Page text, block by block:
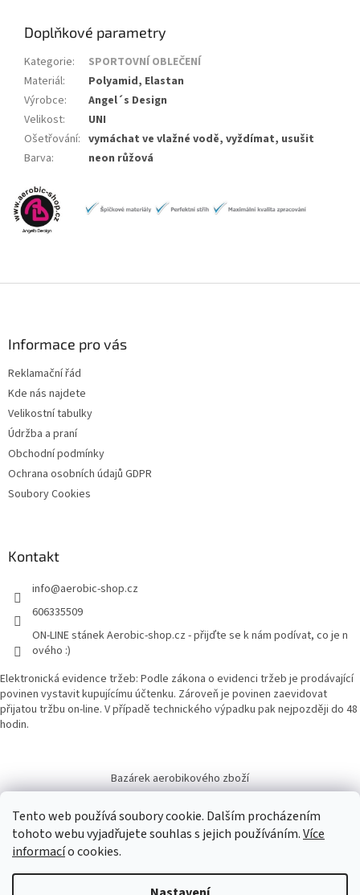
Tento web používá soubory cookie. Dalším procházením
tohoto webu vyjadřujete souhlas s jejich používáním.Více
informacío cookies.
Doplňkové parametry
Kategorie:
SPORTOVNÍ OBLEČENÍ
Materiál:
Polyamid, Elastan
Výrobce:
Angel´s Design
Velikost:
UNI
Ošetřování: vymáchat ve vlažné vodě, vyždímat, usušit
Barva: neon růžová
Informace pro vás
Reklamační řád
Kde nás najdete
Velikostní tabulky
Údržba a praní
Obchodní podmínky
Ochrana osobních údajů GDPR
Soubory Cookies
Kontakt
info@aerobic-shop.cz
606335509
ON-LINE stánek Aerobic-shop.cz - přijďte se k nám podívat, co je n
ového :)
Elektronická evidence tržeb: Podle zákona o evidenci tržeb je prodávající
povinen vystavit kupujícímu účtenku. Zároveň je povinen zaevidovat
přijatou tržbu on-line. V případě technického výpadku pak nejpozději do 48
hodin.
Bazárek aerobikového zboží